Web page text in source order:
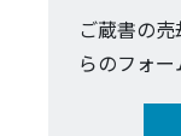
ご蔵書の
らのフォー